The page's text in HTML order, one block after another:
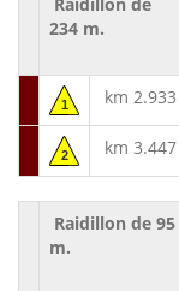
234 m.
1 km 2.933
2 km 3.447
Raidillon de 95
m.